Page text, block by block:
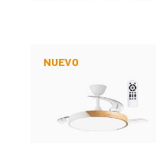
NUEVO